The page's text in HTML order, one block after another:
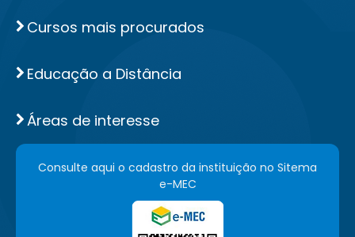
Cursos mais procurados
Educação a Distância
Áreas de interesse
Consulte aqui o cadastro da instituição no Sitema
e-MEC